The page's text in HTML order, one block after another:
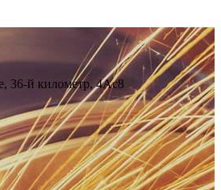
36-й километр, 4Ас8